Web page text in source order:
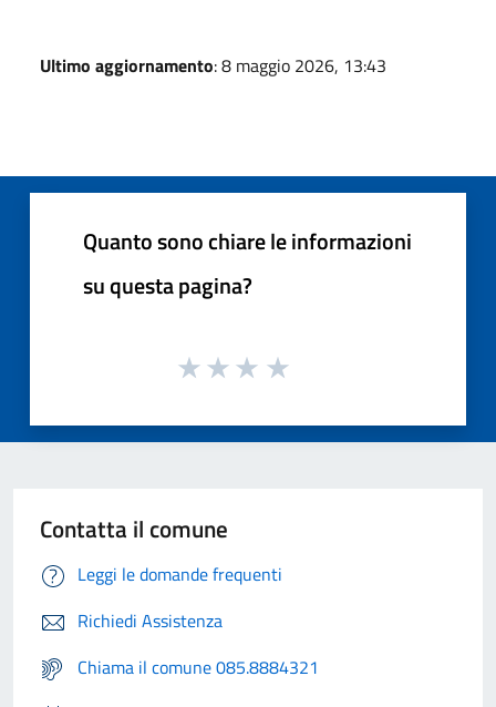
Ultimo aggiornamento: 8 maggio 2026, 13:43
Quanto sono chiare le informazioni
su questa pagina?
Contatta il comune
Leggi le domande frequenti
Richiedi Assistenza
Chiama il comune 085.8884321